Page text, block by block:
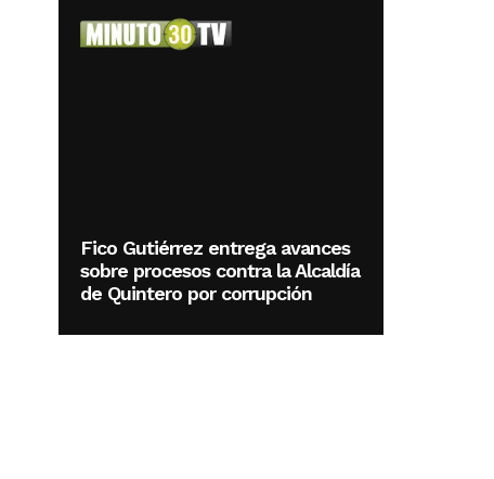
Fico Gutiérrez entrega avances
sobre procesos contra la Alcaldía
de Quintero por corrupción